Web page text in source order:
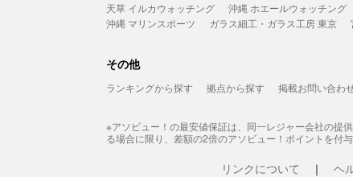
天草 イルカウォッチング
沖縄 ホエールウォッチング
沖縄 マリンスポーツ
ガラス細工・ガラス工房 東京
その他
ランキングから探す 拠点から探す 掲載お問い合わ
※アソビュー！の最安値保証は、同一レジャー会社の提
る場合に限り、差額の2倍のアソビュー！ポイントを付
リンクについて ヘ